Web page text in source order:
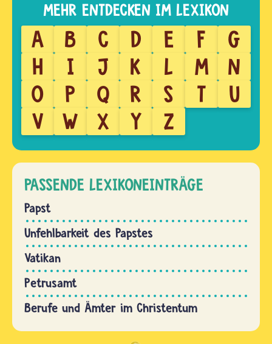
A B C D E F
G
H
I J K L M
N
O
P Q R S T
U
V
W X Y Z
PASSENDE LEXIKONEINTRÄGE
Papst
Unfehlbarkeit des Papstes
Vatikan
Petrusamt
Berufe und Ämter im Christentum